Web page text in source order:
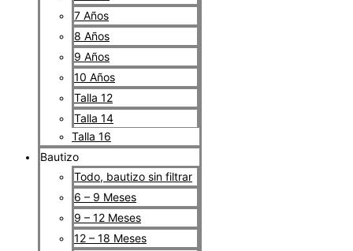
7 Años
8 Años
9 Años
10 Años
Talla 12
Talla 14
Talla 16
Bautizo
Todo, bautizo sin filtrar
6 – 9 Meses
9 – 12 Meses
12 – 18 Meses